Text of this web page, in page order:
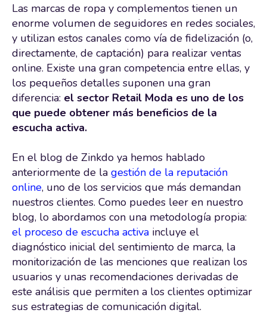
Las marcas de ropa y complementos tienen un
enorme volumen de seguidores en redes sociales,
y utilizan estos canales como vía de fidelización (o,
directamente, de captación) para realizar ventas
online. Existe una gran competencia entre ellas, y
los pequeños detalles suponen una gran
diferencia: el sector Retail Moda es uno de los
que puede obtener más beneficios de la
escucha activa.
En el blog de Zinkdo ya hemos hablado
anteriormente de la gestión de la reputación
online, uno de los servicios que más demandan
nuestros clientes. Como puedes leer en nuestro
blog, lo abordamos con una metodología propia:
el proceso de escucha activa incluye el
diagnóstico inicial del sentimiento de marca, la
monitorización de las menciones que realizan los
usuarios y unas recomendaciones derivadas de
este análisis que permiten a los clientes optimizar
sus estrategias de comunicación digital.